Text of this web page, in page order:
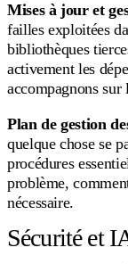
Mises à jour et
failles exploitées
bibliothèques
activement les
accompagnons
Plan de gestion
quelque chose se
procédures
problème,
nécessaire.
Sécurité et